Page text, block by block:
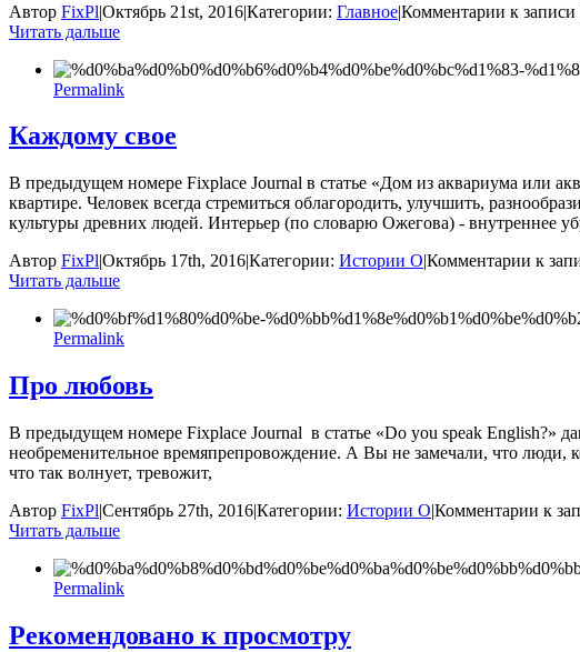
Автор FixPl|Октябрь 21st, 2016|Категории: Главное|Комментарии к
Читать дальше
Permalink
Каждому свое
В предыдущем номере Fixplace Journal в статье «Дом из аквариума или
квартире. Человек всегда стремиться облагородить, улучшить,
культуры древних людей. Интерьер (по словарю Ожегова) - внутреннее
Автор FixPl|Октябрь 17th, 2016|Категории: Истории О|Комментарии к
Читать дальше
Permalink
Про любовь
В предыдущем номере Fixplace Journal в статье «Do you speak English?»
необременительное времяпрепровождение. А Вы не замечали, что люди,
что так волнует, тревожит,
Автор FixPl|Сентябрь 27th, 2016|Категории: Истории О|Комментарии к
Читать дальше
Permalink
Рекомендовано к просмотру